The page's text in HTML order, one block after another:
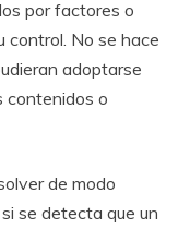
por factores o
control. No se hace
adoptarse
contenidos o
de modo
se detecta que un